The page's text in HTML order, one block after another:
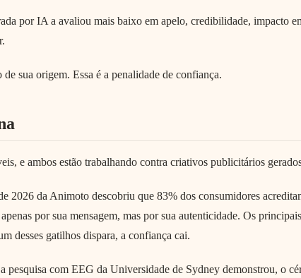
por IA a avaliou mais baixo em apelo, credibilidade, impacto
sua origem. Essa é a penalidade de confiança.
e ambos estão trabalhando contra criativos publicitários
2026 da Animoto descobriu que 83% dos consumidores
por sua mensagem, mas por sua autenticidade. Os
desses gatilhos dispara, a confiança cai.
pesquisa com EEG da Universidade de Sydney demonstrou, o